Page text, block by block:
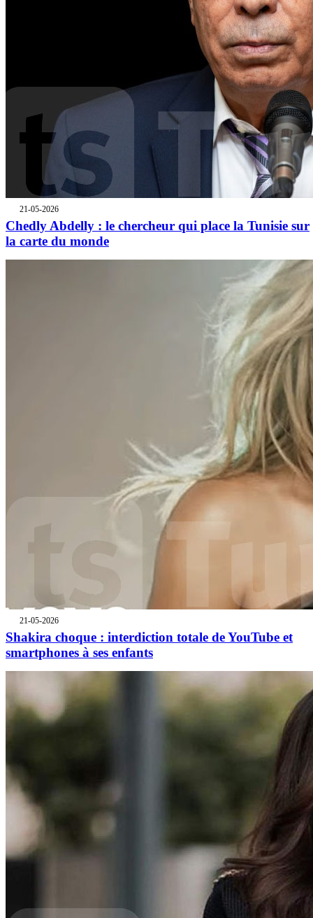
21-05-2026
Chedly Abdelly : le chercheur qui place la Tunisie sur
la carte du monde
21-05-2026
Shakira choque : interdiction totale de YouTube et
smartphones à ses enfants